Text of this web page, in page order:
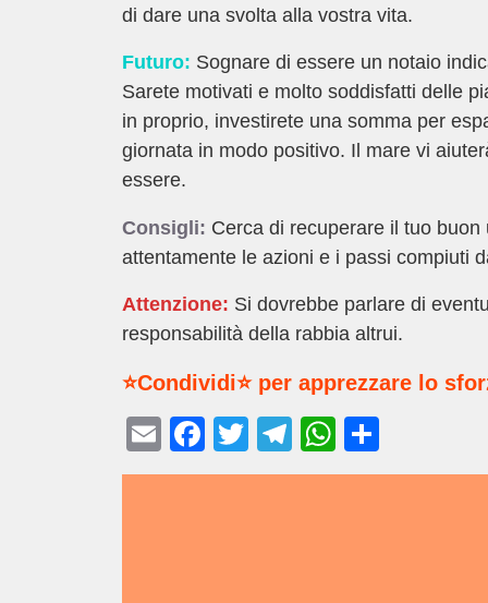
di dare una svolta alla vostra vita.
Futuro: Sognare di essere un notaio
Sarete motivati e molto soddisfatti delle
in proprio, investirete una somma per
giornata in modo positivo. Il mare vi
essere.
Consigli: Cerca di recuperare il tuo
attentamente le azioni e i passi compiuti
Attenzione: Si dovrebbe parlare di
responsabilità della rabbia altrui.
⭐Condividi⭐ per apprezzare lo
E
m
F
a
T
wi
T
el
W
h
o